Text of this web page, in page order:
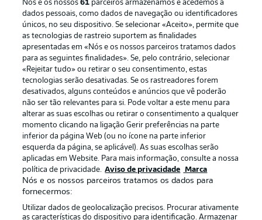
Publicidade Avisos legais
Gerir preferências Aviso de privacidade
Termos de uso Trabalhe conosco
Marca Contato
Nós e os nossos61 parceiros armazenamos e acedemos a
dados pessoais, como dados de navegação ou identificadores
únicos, no seu dispositivo. Se selecionar «Aceito», permite que
as tecnologias de rastreio suportem as finalidades
apresentadas em «Nós e os nossos parceiros tratamos dados
para as seguintes finalidades». Se, pelo contrário, selecionar
«Rejeitar tudo» ou retirar o seu consentimento, estas
tecnologias serão desativadas. Se os rastreadores forem
desativados, alguns conteúdos e anúncios que vê poderão
não ser tão relevantes para si. Pode voltar a este menu para
alterar as suas escolhas ou retirar o consentimento a qualquer
momento clicando na ligação Gerir preferências na parte
inferior da página Web (ou no ícone na parte inferior
esquerda da página, se aplicável). As suas escolhas serão
aplicadas em Website. Para mais informação, consulte a nossa
política de privacidade. Aviso de privacidade Marca
Nós e os nossos parceiros tratamos os dados para
fornecermos:
Utilizar dados de geolocalização precisos. Procurar ativamente
as características do dispositivo para identificação. Armazenar